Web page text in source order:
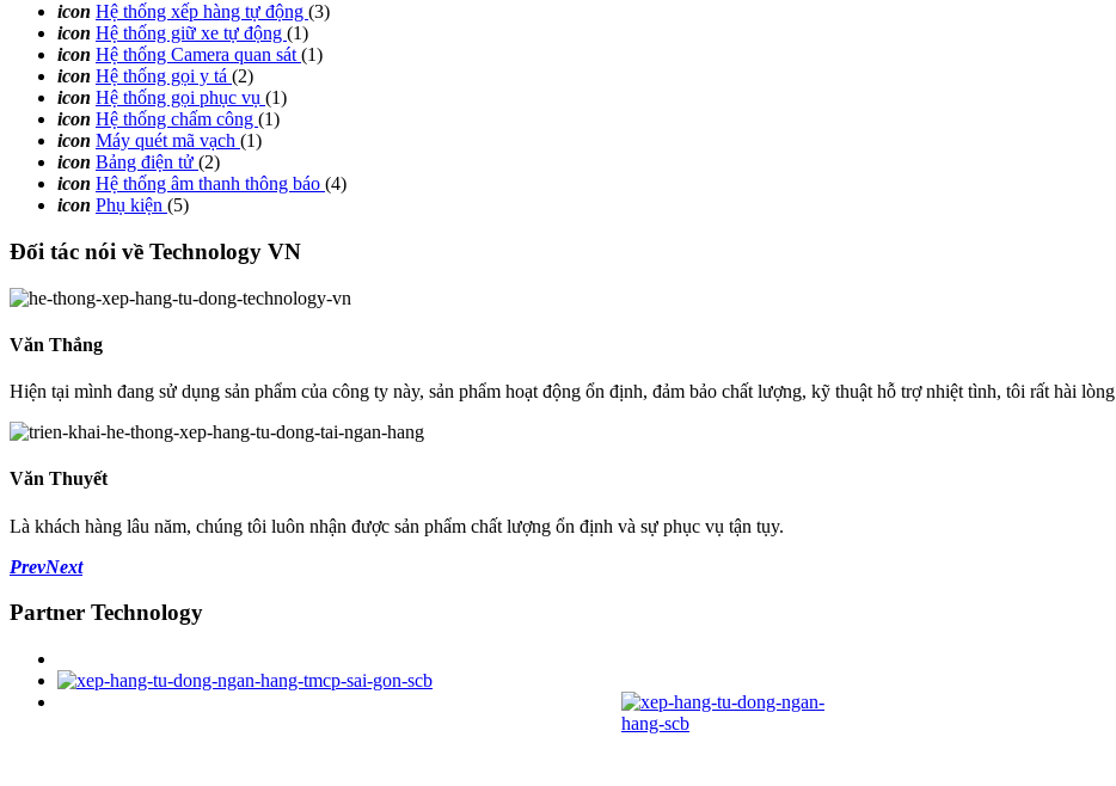
icon Hệ thống xếp hàng tự động (3)
icon Hệ thống giữ xe tự động (1)
icon Hệ thống Camera quan sát (1)
icon Hệ thống gọi y tá (2)
icon Hệ thống gọi phục vụ (1)
icon Hệ thống chấm công (1)
icon Máy quét mã vạch (1)
icon Bảng điện tử (2)
icon Hệ thống âm thanh thông báo (4)
icon Phụ kiện (5)
Đối tác nói về Technology VN
Văn Thắng
Hiện tại mình đang sử dụng sản phẩm của công ty này, sản phẩm hoạt động ổn định, đảm bảo chất lượng, kỹ thuật hỗ trợ nhiệt tình, tôi rất hài lòng
Văn Thuyết
Là khách hàng lâu năm, chúng tôi luôn nhận được sản phẩm chất lượng ổn định và sự phục vụ tận tụy.
PrevNext
Partner Technology